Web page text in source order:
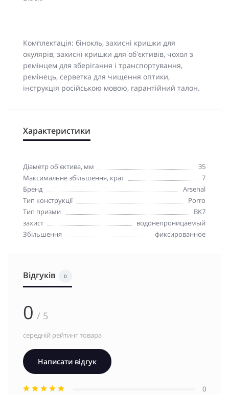
Комплектація: бінокль, захисні кришки для
окулярів, захисні кришки для об'єктивів, чохол з
ремінцем для зберігання і транспортування,
ремінець, серветка для чищення оптики,
інструкція російською мовою, гарантійний талон.
Характеристики
Діаметр об'єктива, мм
35
Максимальне збільшення, крат
7
Бренд
Arsenal
Тип конструкції
Porro
Тип призми
BK7
захист
водонепроницаемый
Збільшення
фиксированное
Відгуків 0
0 / 5
середній рейтинг товара
Написати відгук
0